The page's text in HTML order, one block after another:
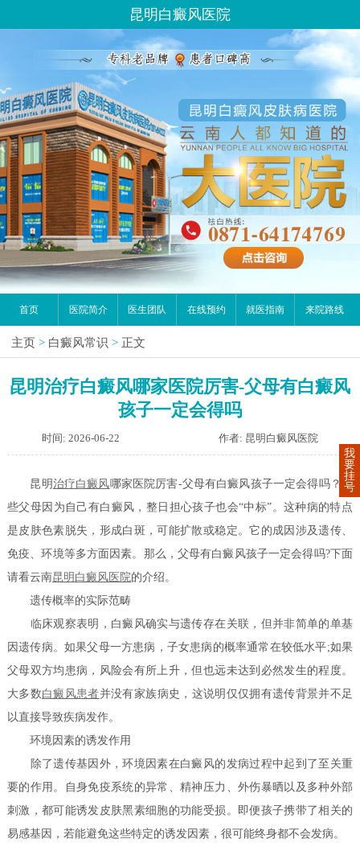
昆明白癜风医院
首页 医院简介 医生团队 在线预约 就医指南 来院路线
主页 > 白癜风常识 > 正文
昆明治疗白癜风哪家医院厉害-父母有白癜风
孩子一定会得吗
时间: 2026-06-22 作者: 昆明白癜风医院
昆明治疗白癜风哪家医院厉害-父母有白癜风孩子一定会得吗？有
些父母因为自己有白癜风，整日担心孩子也会“中标”。这种病的特点
是皮肤色素脱失，形成白斑，可能扩散或稳定。它的成因涉及遗传、
免疫、环境等多方面因素。那么，父母有白癜风孩子一定会得吗?下面
请看云南昆明白癜风医院的介绍。
遗传概率的实际范畴
临床观察表明，白癜风确实与遗传存在关联，但并非简单的单基
因遗传病。如果父母一方患病，子女患病的概率通常在较低水平;如果
父母双方均患病，风险会有所上升，但也远未达到必然发生的程度。
大多数白癜风患者并没有家族病史，这说明仅仅拥有遗传背景并不足
以直接导致疾病发作。
环境因素的诱发作用
除了遗传基因外，环境因素在白癜风的发病过程中起到了至关重
要的作用。自身免疫系统的异常、精神压力、外伤暴晒以及多种外部
刺激，都可能诱发皮肤黑素细胞的功能受损。即便孩子携带了相关的
易感基因，若能避免这些特定的诱发因素，很可能终身都不会发病。
我
要
挂
号